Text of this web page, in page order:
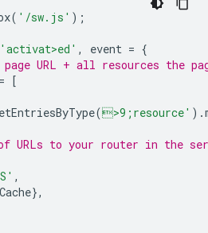
( '/sw.js' );
'activat>ed' , event = {
URL + all resources the
= [
(>9;resource' ).
URLs to your router in the
,
},